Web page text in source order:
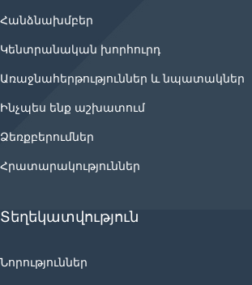
Հանձնախմբեր
Կենտրանական խորհուրդ
Առաջնահերթություններ և նպատակներ
Ինչպես ենք աշխատում
Ձեռքբերումներ
Հրատարակություններ
Տեղեկատվություն
Նորություններ